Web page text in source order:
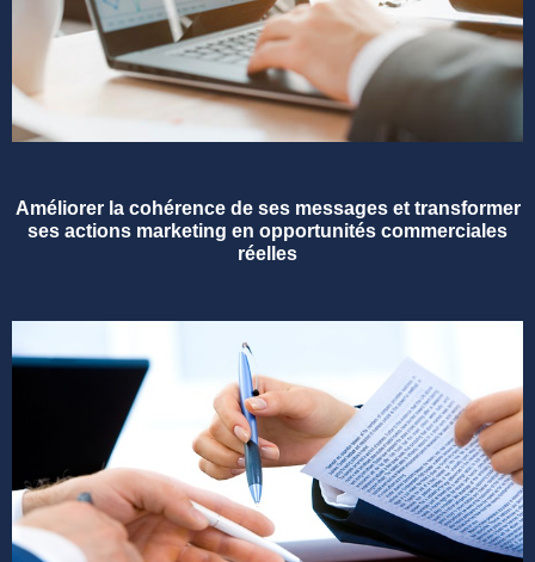
Améliorer la cohérence de ses messages et transformer
ses actions marketing en opportunités commerciales
réelles